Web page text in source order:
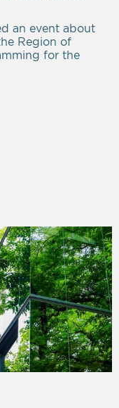
an event about
Region of
for the